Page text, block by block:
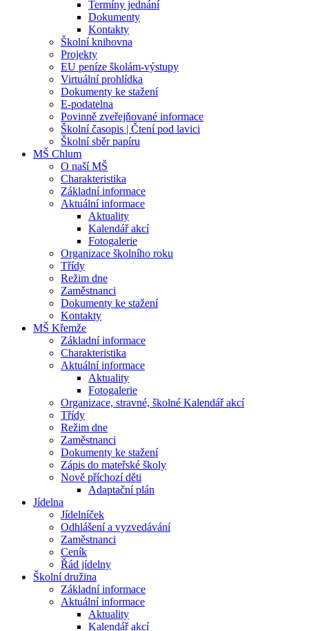
Termíny jednání
Dokumenty
Kontakty
Školní knihovna
Projekty
EU peníze školám-výstupy
Virtuální prohlídka
Dokumenty ke stažení
E-podatelna
Povinně zveřejňované informace
Školní časopis | Čtení pod lavici
Školní sběr papíru
MŠ Chlum
O naší MŠ
Charakteristika
Základní informace
Aktuální informace
Aktuality
Kalendář akcí
Fotogalerie
Organizace školního roku
Třídy
Režim dne
Zaměstnanci
Dokumenty ke stažení
Kontakty
MŠ Křemže
Základní informace
Charakteristika
Aktuální informace
Aktuality
Fotogalerie
Organizace, stravné, školné Kalendář akcí
Třídy
Režim dne
Zaměstnanci
Dokumenty ke stažení
Zápis do mateřské školy
Nově příchozí děti
Adaptační plán
Jídelna
Jídelníček
Odhlášení a vyzvedávání
Zaměstnanci
Ceník
Řád jídelny
Školní družina
Základní informace
Aktuální informace
Aktuality
Kalendář akcí